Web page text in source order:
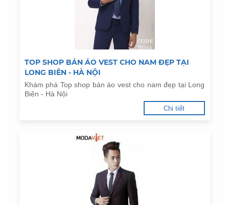
TOP SHOP BÁN ÁO VEST CHO NAM ĐẸP TẠI
LONG BIÊN - HÀ NỘI
Khám phá Top shop bán áo vest cho nam đẹp tại Long
Biên - Hà Nội
Chi tiết